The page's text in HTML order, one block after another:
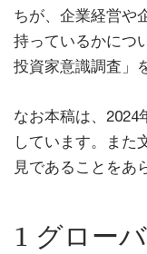
ちが、企業経営や
持っているかにつ
投資家意識調査」
なお本稿は、2024
しています。また
見であることをあ
1 グロー